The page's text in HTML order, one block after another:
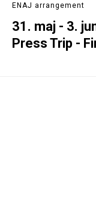
ENAJ arrangement
31. maj - 3.
Press Trip -